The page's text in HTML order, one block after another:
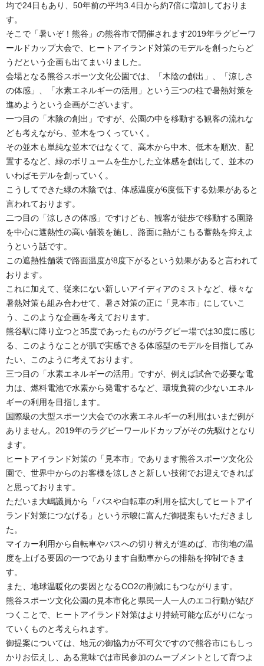
均で24日もあり、50年前の平均3.4日から約7倍に増加しておりま
す。
そこで「暑いぞ！熊谷」の熊谷市で開催されます2019年ラグビーワ
ールドカップ大会で、ヒートアイランド対策のモデルを創ったらど
うだという企画も出てまいりました。
会場となる熊谷スポーツ文化公園では、「木陰の創出」、「涼しさ
の体感」、「水素エネルギーの活用」という三つの柱で暑熱対策を
進めようという企画がございます。
一つ目の「木陰の創出」ですが、公園の中を移動する観客の流れな
ども考えながら、並木をつくっていく。
その並木も単純な並木ではなくて、高木から中木、低木を順次、配
置するなど、緑のボリュームを生かした立体感を創出して、並木の
いわばモデルを創っていく。
こうしてできた緑の木陰では、体感温度が6度低下する効果があると
言われております。
二つ目の「涼しさの体感」ですけども、観客が徒歩で移動する園路
を中心に遮熱性の高い舗装を施し、路面に熱がこもる蓄熱を抑えよ
うという話です。
この遮熱性舗装で路面温度が8度下がるという効果があると言われて
おります。
これに加えて、従来にない新しいアイディアのミストなど、様々な
暑熱対策も組み合わせて、暑さ対策の正に「見本市」にしていこ
う、このような企画を考えております。
熊谷駅に降り立つと35度であったものがラグビー場では30度に感じ
る、このようなことが肌で実感できる体感型のモデルを目指してみ
たい、このように考えております。
三つ目の「水素エネルギーの活用」ですが、例えば試合で必要な電
力は、燃料電池で水素から発電するなど、環境負荷の少ないエネル
ギーの利用を目指します。
国際級の大型スポーツ大会での水素エネルギーの利用はいまだ例が
ありません。2019年のラグビーワールドカップがその先駆けとなり
ます。
ヒートアイランド対策の「見本市」であります熊谷スポーツ文化公
園で、世界中からのお客様を涼しさと新しい技術でお迎えできれば
と思っております。
ただいま大嶋議員から「バスや自転車の利用を拡大してヒートアイ
ランド対策につなげる」という示唆に富んだ御提案もいただきまし
た。
マイカー利用から自転車やバスへの切り替えが進めば、市街地の温
度を上げる要因の一つであります自動車からの排熱を抑制できま
す。
また、地球温暖化の要因となるCO2の削減にもつながります。
熊谷スポーツ文化公園の見本市化と県民一人一人のエコ行動が結び
つくことで、ヒートアイランド対策はより持続可能な広がりになっ
ていくものと考えられます。
御提案については、地元の御協力が不可欠ですので熊谷市にもしっ
かりお伝えし、ある意味では市民参加のムーブメントとして育つよ